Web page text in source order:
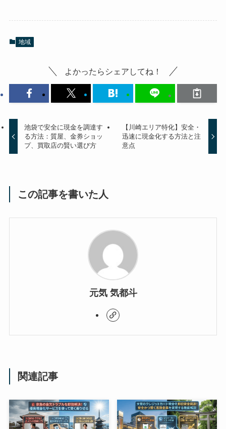
地域
よかったらシェアしてね！
池袋で安全に現金を調達す
る方法：質屋、金券ショッ
プ、買取店の賢い選び方
【川崎エリア特化】安全・
迅速に現金化する方法と注
意点
この記事を書いた人
元気 気都斗
関連記事